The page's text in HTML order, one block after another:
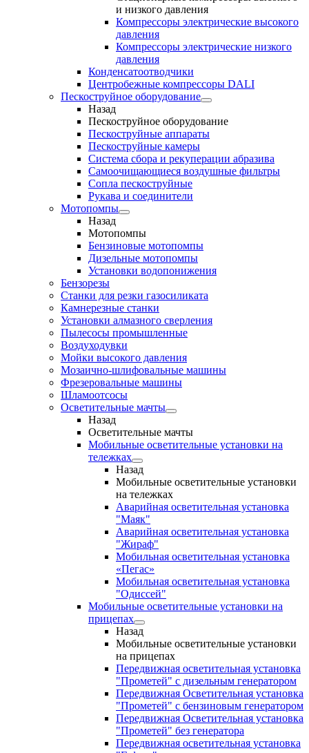
и низкого давления
Компрессоры электрические высокого
давления
Компрессоры электрические низкого
давления
Конденсатоотводчики
Центробежные компрессоры DALI
Пескоструйное оборудование
Назад
Пескоструйное оборудование
Пескоструйные аппараты
Пескоструйные камеры
Система сбора и рекуперации абразива
Самоочищающиеся воздушные фильтры
Сопла пескоструйные
Рукава и соединители
Мотопомпы
Назад
Мотопомпы
Бензиновые мотопомпы
Дизельные мотопомпы
Установки водопонижения
Бензорезы
Станки для резки газосиликата
Камнерезные станки
Установки алмазного сверления
Пылесосы промышленные
Воздуходувки
Мойки высокого давления
Мозаично-шлифовальные машины
Фрезеровальные машины
Шламоотсосы
Осветительные мачты
Назад
Осветительные мачты
Мобильные осветительные установки на
тележках
Назад
Мобильные осветительные установки
на тележках
Аварийная осветительная установка
"Маяк"
Аварийная осветительная установка
"Жираф"
Мобильная осветительная установка
«Пегас»
Мобильная осветительная установка
"Одиссей"
Мобильные осветительные установки на
прицепах
Назад
Мобильные осветительные установки
на прицепах
Передвижная осветительная установка
"Прометей" с дизельным генератором
Передвижная Осветительная установка
"Прометей" с бензиновым генератором
Передвижная Осветительная установка
"Прометей" без генератора
Передвижная осветительная установка